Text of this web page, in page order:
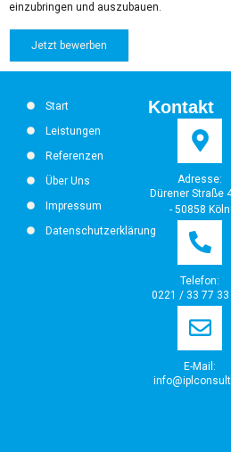
einzubringen und auszubauen.
Jetzt bewerben
Start
Leistungen
Referenzen
Über Uns
Impressum
Datenschutzerklärung
Kontakt
Adresse:
Dürener Straße
- 50858 Köln
Telefon:
0221 / 33 77 33
E-Mail: